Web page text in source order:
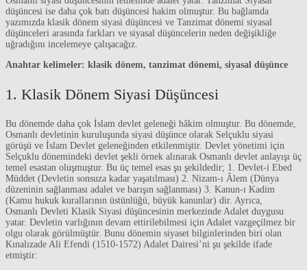
düşüncesi ise daha çok batı düşüncesi hakim olmuştur. Bu bağlamda
yazımızda klasik dönem siyasi düşüncesi ve Tanzimat dönemi siyasal
düşünceleri arasında farkları ve siyasal düşüncelerin neden değişikliğe
uğradığını incelemeye çalışacağız.
Anahtar kelimeler: klasik dönem, tanzimat dönemi, siyasal düşünce
1. Klasik Dönem Siyasi Düşüncesi
Bu dönemde daha çok İslam devlet geleneği hâkim olmuştur. Bu dönemde,
Osmanlı devletinin kuruluşunda siyasi düşünce olarak Selçuklu siyasi
görüşü ve İslam Devlet geleneğinden etkilenmiştir. Devlet yönetimi için
Selçuklu dönemindeki devlet şekli örnek alınarak Osmanlı devlet anlayışı üç
temel esastan oluşmuştur. Bu üç temel esas şu şekildedir; 1. Devlet-i Ebed
Müddet (Devletin sonsuza kadar yaşatılması) 2. Nizam-ı Âlem (Dünya
düzeninin sağlanması adalet ve barışın sağlanması) 3. Kanun-ı Kadim
(Kamu hukuk kurallarının üstünlüğü, büyük kanunlar) dir. Ayrıca,
Osmanlı Devleti Klasik Siyasi düşüncesinin merkezinde Adalet duygusu
yatar. Devletin varlığının devam ettirilebilmesi için Adalet vazgeçilmez bir
olgu olarak görülmüştür. Bunu dönemin siyaset bilginlerinden biri olan
Kınalızade Ali Efendi (1510-1572) Adalet Dairesi’ni şu şekilde ifade
etmiştir: